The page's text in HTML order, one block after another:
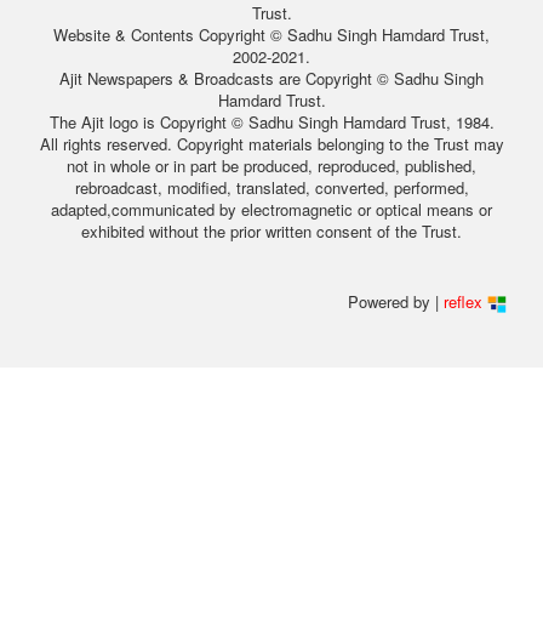
Trust.
Website & Contents Copyright © Sadhu Singh Hamdard Trust,
2002-2021.
Ajit Newspapers & Broadcasts are Copyright © Sadhu Singh
Hamdard Trust.
The Ajit logo is Copyright © Sadhu Singh Hamdard Trust, 1984.
All rights reserved. Copyright materials belonging to the Trust may
not in whole or in part be produced, reproduced, published,
rebroadcast, modified, translated, converted, performed,
adapted,communicated by electromagnetic or optical means or
exhibited without the prior written consent of the Trust.
Powered by | reflex